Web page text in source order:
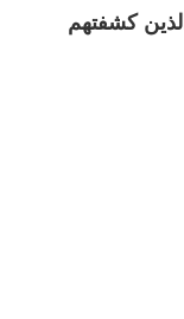
هويات لصوص BMCI الذين كشفتهم